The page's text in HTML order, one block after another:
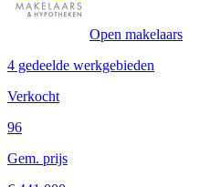
Open makelaars
4 gedeelde werkgebieden
Verkocht
96
Gem. prijs